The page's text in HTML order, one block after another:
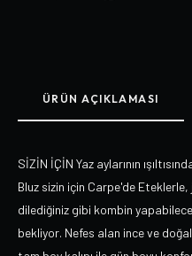
ÜRÜN AÇIKLAMASI
SİZİN İÇİN Yaz aylarının
Bluz sizin için Carpe'de
dilediğiniz gibi kombin
bekliyor. Nefes alan ince ve